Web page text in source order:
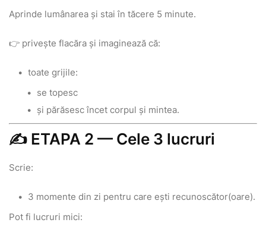
Aprinde lumânarea și stai în tăcere 5 minute.
👉 privește flacăra și imaginează că:
toate grijile:
se topesc
și părăsesc încet corpul și mintea.
✍️ ETAPA 2 — Cele 3 lucruri
Scrie:
3 momente din zi pentru care ești recunoscător(oare).
Pot fi lucruri mici: